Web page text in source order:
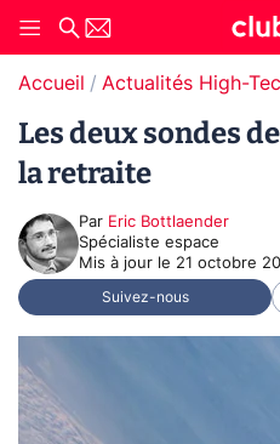
Accueil Actualités High-
Les deux sondes
la retraite
Par Eric Bottlaender
Spécialiste espace
Mis à jour le 21 octobre
Suivez-nous